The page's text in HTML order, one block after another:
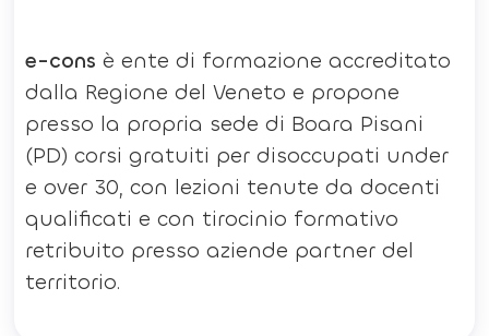
e-cons è ente di formazione accreditato
dalla Regione del Veneto e propone
presso la propria sede di Boara Pisani
(PD) corsi gratuiti per disoccupati under
e over 30, con lezioni tenute da docenti
qualificati e con tirocinio formativo
retribuito presso aziende partner del
territorio.